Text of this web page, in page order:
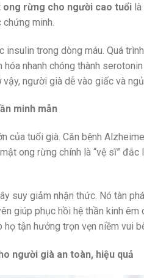
ong rừng cho người cao tuổi
minh.
insulin trong dòng máu. Quá
hóa nhanh chóng thành
người già dễ vào giấc và
minh mẫn
của tuổi già. Căn bệnh
ong rừng chính là “vệ sĩ” đắc
suy giảm nhận thức. Nó tàn
giúp phục hồi hệ thần kinh
tận hưởng trọn vẹn niềm vui
người già an toàn, hiệu quả